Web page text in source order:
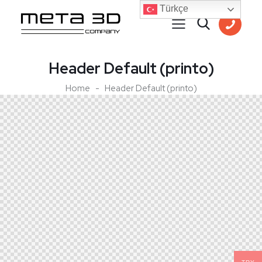
Header Default (printo)
Home Header Default (printo)
Türkçe